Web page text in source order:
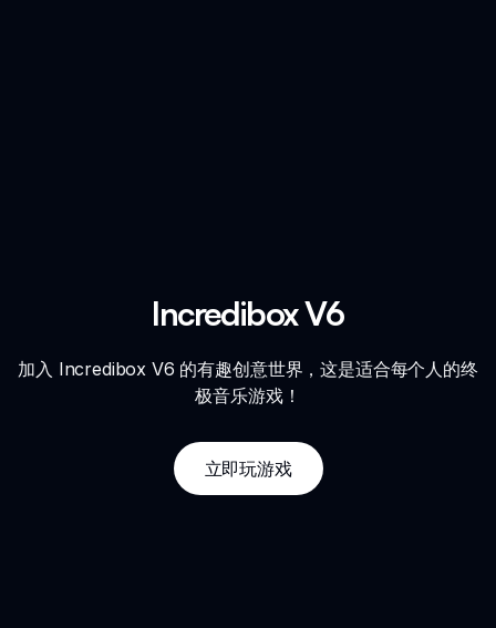
Incredibox V6
加入 Incredibox V6 的有趣创意世界，这是适合每个人的终
极音乐游戏！
立即玩游戏